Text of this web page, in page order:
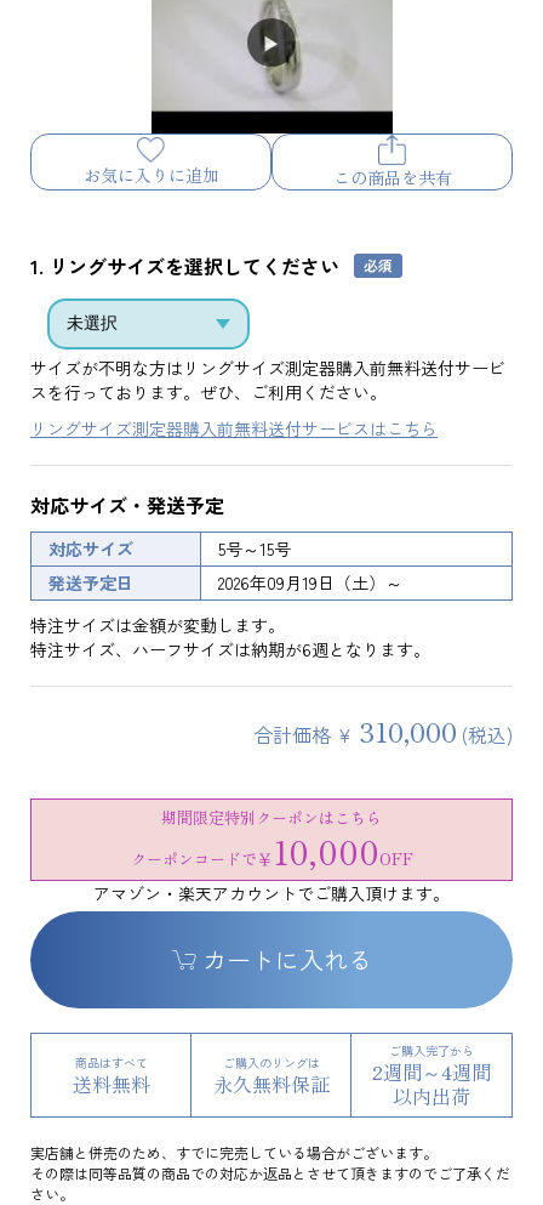
お気に入りに追加 この商品を共有
1. リングサイズを選択してください
サイズが不明な方はリングサイズ測定器購入前無料送付サービ
スを行っております。ぜひ、ご利用ください。
リングサイズ測定器購入前無料送付サービスはこちら
対応サイズ・発送予定
対応サイズ
5号～15号
発送予定日
2026年09月19日（土）～
特注サイズは金額が変動します。
特注サイズ、ハーフサイズは納期が6週となります。
合計価格 ¥ 310,000 (税込)
期間限定特別クーポンはこちら
クーポンコードで￥ 10,000OFF
アマゾン・楽天アカウントでご購入頂けます。
カートに入れる
商品はすべて
送料無料
ご購入のリングは
永久無料保証
ご購入完了から
2週間～4週間
以内出荷
実店舗と併売のため、すでに完売している場合がございます。
その際は同等品質の商品での対応か返品とさせて頂きますのでご了承くだ
さい。